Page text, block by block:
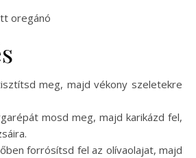
oregánó
meg, majd vékony szeletekre
mosd meg, majd karikázd fel,
forrósítsd fel az olívaolajat, majd